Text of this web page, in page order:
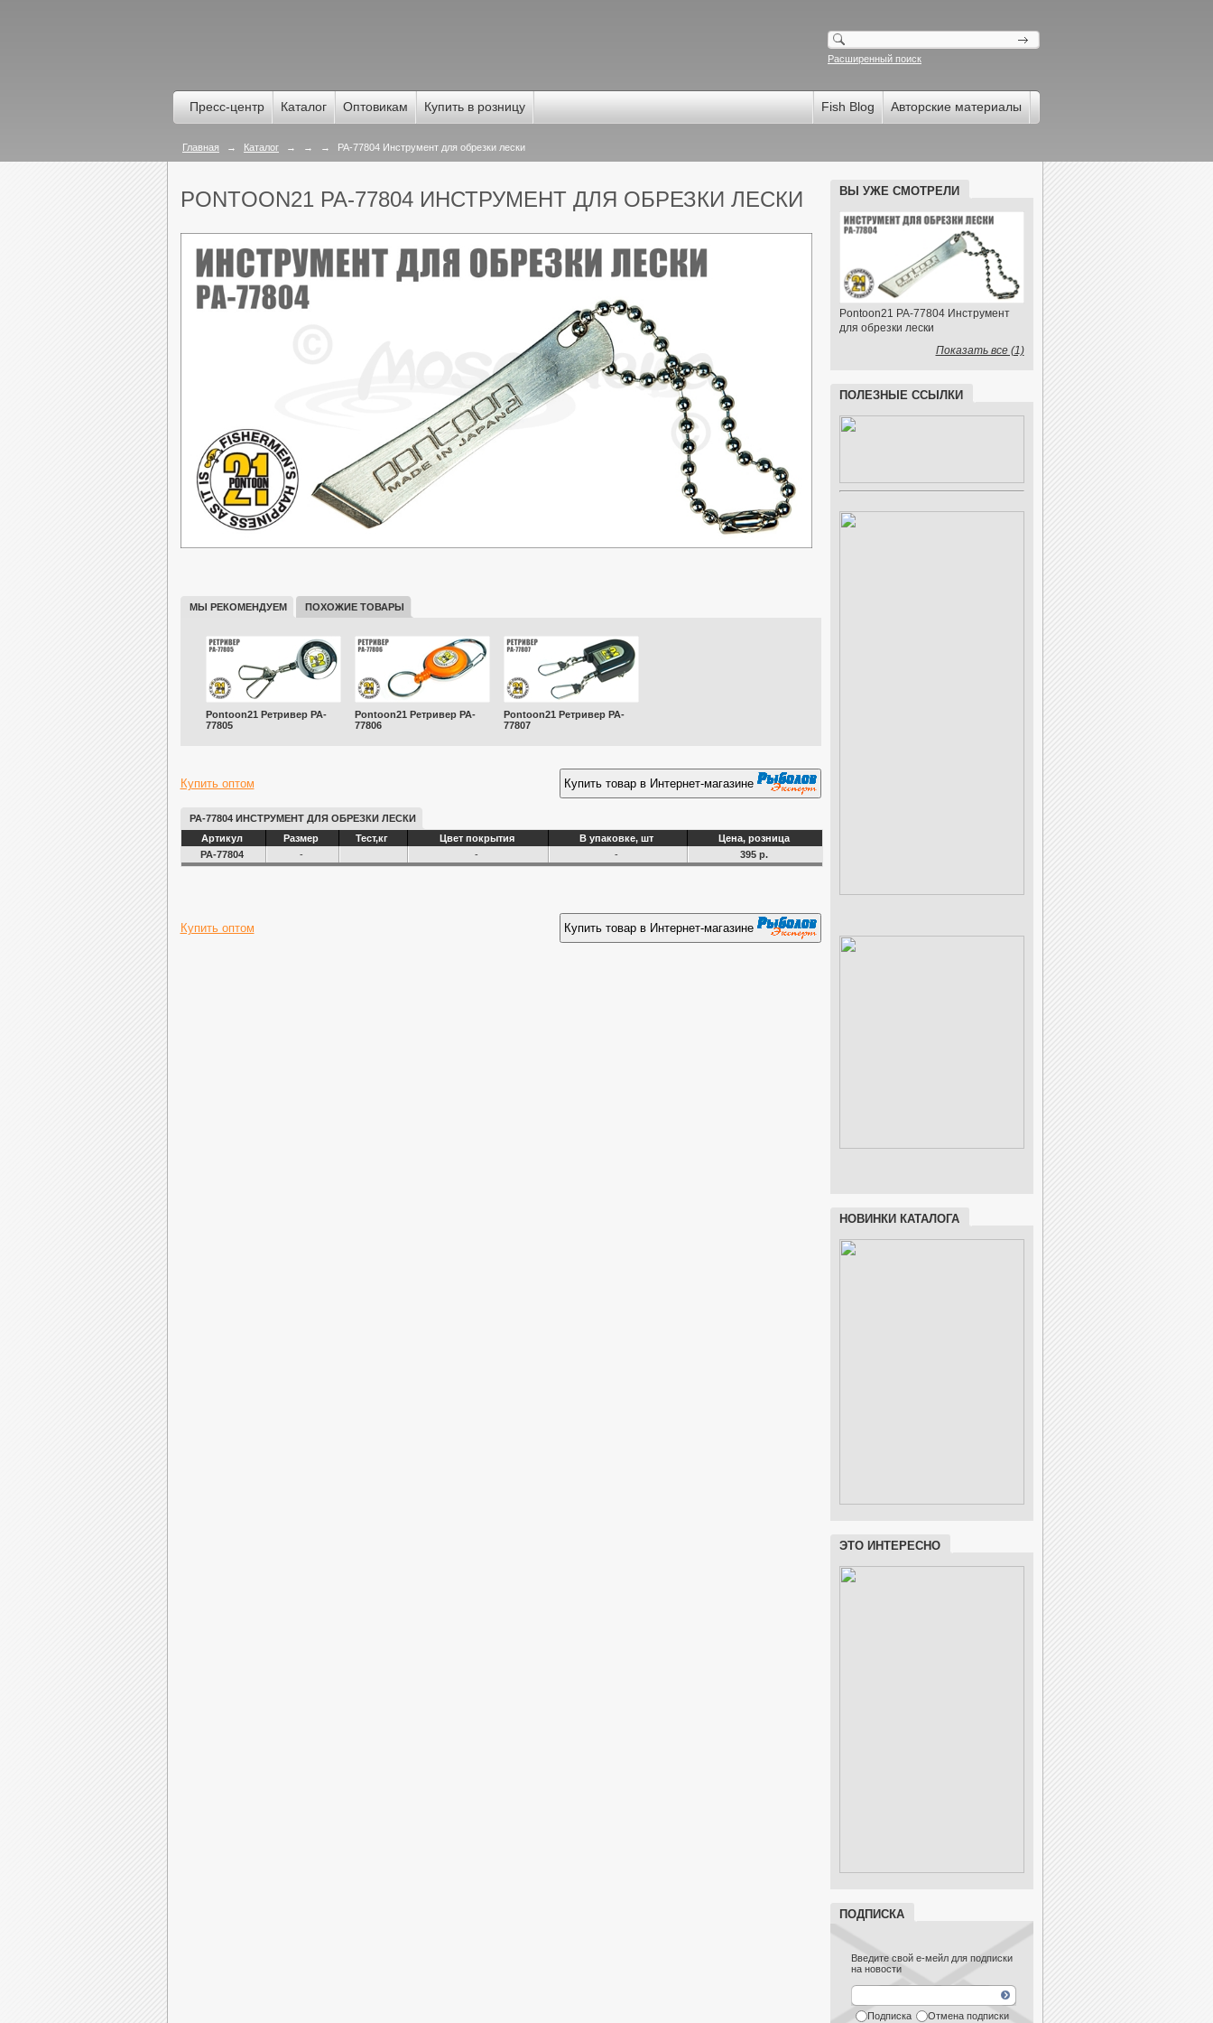
Расширенный поиск
Пресс-центр Каталог Оптовикам Купить в розницу Fish Blog Авторские материалы
Главная → Каталог → → → PA-77804 Инструмент для обрезки лески
PONTOON21 PA-77804 ИНСТРУМЕНТ ДЛЯ ОБРЕЗКИ ЛЕСКИ
МЫ РЕКОМЕНДУЕМ ПОХОЖИЕ ТОВАРЫ
Pontoon21 Ретривер PA-
77805
Pontoon21 Ретривер PA-
77806
Pontoon21 Ретривер PA-
77807
Купить оптом Купить товар в Интернет-магазине
PA-77804 ИНСТРУМЕНТ ДЛЯ ОБРЕЗКИ ЛЕСКИ
Артикул
Размер Тест,кг Цвет покрытия В упаковке, шт
Цена, розница
PA-77804
- - - 395 р.
Купить оптом Купить товар в Интернет-магазине
ВЫ УЖЕ СМОТРЕЛИ
Pontoon21 PA-77804 Инструмент
для обрезки лески
Показать все (1)
ПОЛЕЗНЫЕ ССЫЛКИ
НОВИНКИ КАТАЛОГА
ЭТО ИНТЕРЕСНО
ПОДПИСКА
Введите свой е-мейл для подписки
на новости
Подписка Отмена подписки